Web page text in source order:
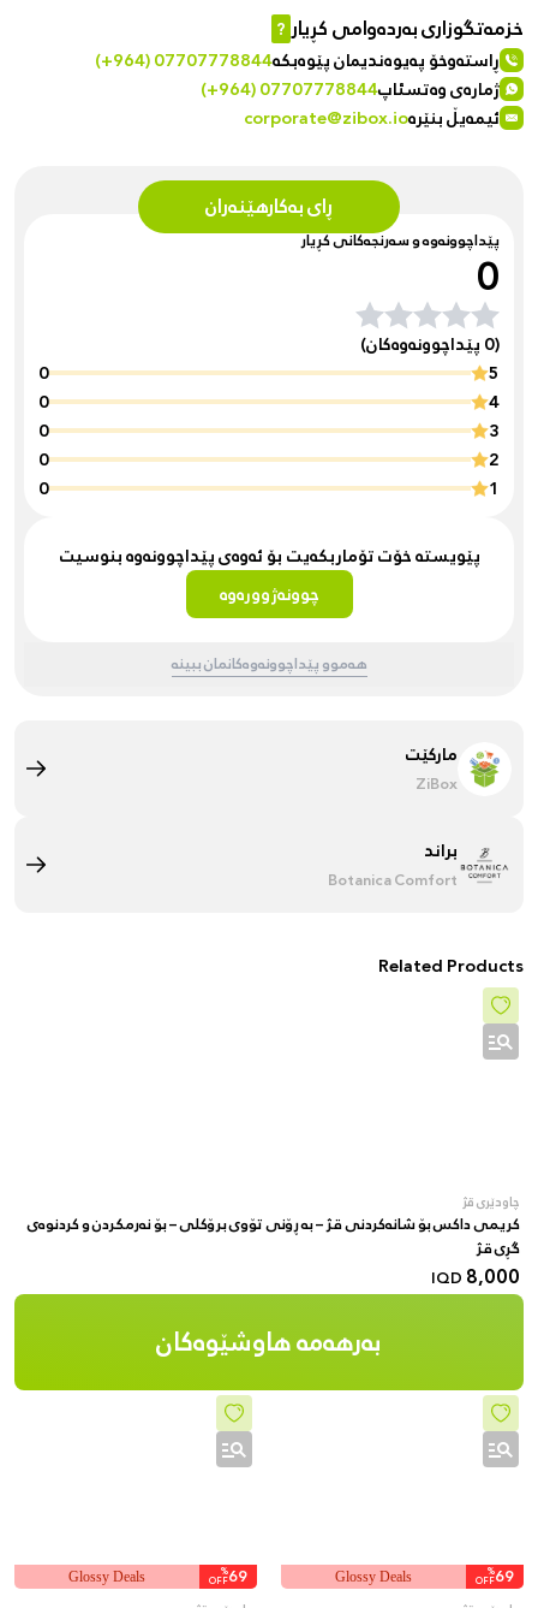
ڕای بەکارهێنەران
پێداچوونەوە و سەرنجەکانی کڕیار
0
(0 پێداچوونەوەکان)
5
0
4
0
3
0
2
0
1
0
پێویستە خۆت تۆماربکەیت بۆ ئەوەی پێداچوونەوە بنوسیت
چوونەژوورەوە
هەموو پێداچوونەوەکانمان ببینە
خزمەتگوزاری بەردەوامی کڕیار?
ڕاستەوخۆ پەیوەندیمان پێوەبکە(+964) 07707778844
ژمارەی وەتسئاپ(+964) 07707778844
ئیمەیڵ بنێرەcorporate@zibox.io
مارکێت
ZiBox
براند
Botanica Comfort
Related Products
چاودێری قژ
کریمی داکس بۆ شانەکردنی قژ – بە ڕۆنی تۆوی برۆکلی – بۆ نەرمکردن و کردنوەی
گڕی قژ
8,000
IQD
بەرهەمە هاوشێوەکان
69
%
OFF
Glossy Deals
69
%
OFF
Glossy Deals